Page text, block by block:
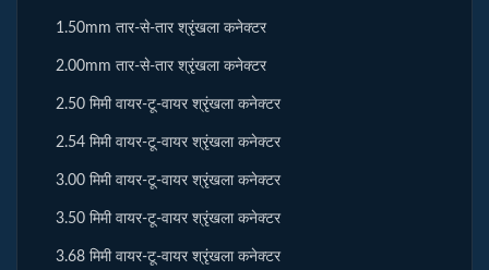
1.50mm तार-से-तार श्रृंखला कनेक्टर
2.00mm तार-से-तार श्रृंखला कनेक्टर
2.50 मिमी वायर-टू-वायर श्रृंखला कनेक्टर
2.54 मिमी वायर-टू-वायर श्रृंखला कनेक्टर
3.00 मिमी वायर-टू-वायर श्रृंखला कनेक्टर
3.50 मिमी वायर-टू-वायर श्रृंखला कनेक्टर
3.68 मिमी वायर-टू-वायर श्रृंखला कनेक्टर